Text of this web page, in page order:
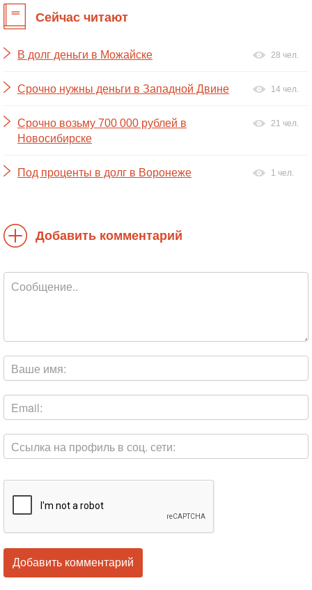
Сейчас читают
В долг деньги в Можайске 28 чел.
Срочно нужны деньги в Западной Двине 14 чел.
Срочно возьму 700 000 рублей в
Новосибирске
21 чел.
Под проценты в долг в Воронеже 1 чел.
Добавить комментарий